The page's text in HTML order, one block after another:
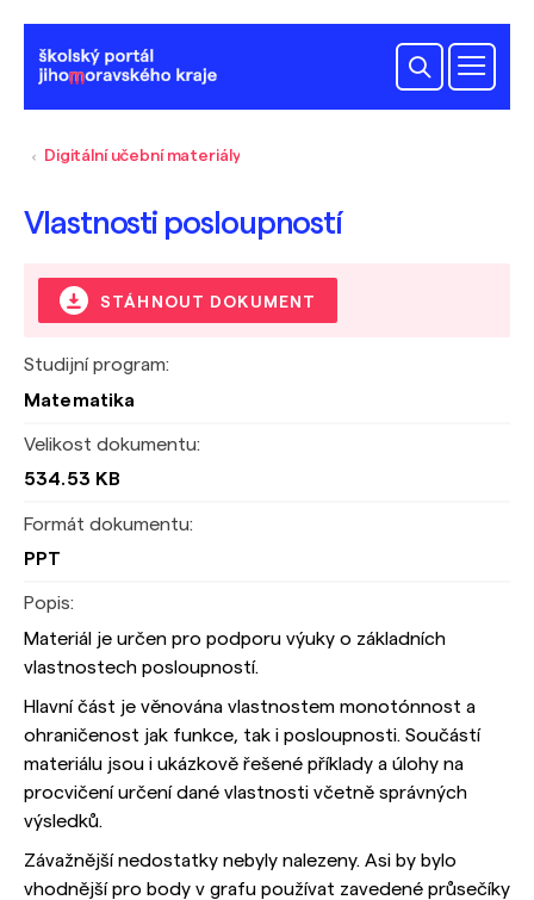
Digitální učební materiály
Vlastnosti posloupností
STÁHNOUT DOKUMENT
Studijní program:
Matematika
Velikost dokumentu:
534.53 KB
Formát dokumentu:
PPT
Popis:
Materiál je určen pro podporu výuky o základních
vlastnostech posloupností.
Hlavní část je věnována vlastnostem monotónnost a
ohraničenost jak funkce, tak i posloupnosti. Součástí
materiálu jsou i ukázkově řešené příklady a úlohy na
procvičení určení dané vlastnosti včetně správných
výsledků.
Závažnější nedostatky nebyly nalezeny. Asi by bylo
vhodnější pro body v grafu používat zavedené průsečíky